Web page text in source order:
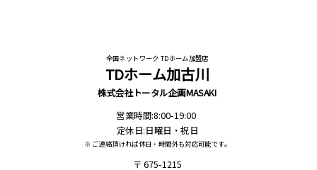
全国ネットワーク TDホーム加盟店
TDホーム加古川
株式会社トータル企画MASAKI
営業時間:8:00-19:00
定休日:日曜日・祝日
※ ご連絡頂ければ休日・時間外も対応可能です。
675-1215